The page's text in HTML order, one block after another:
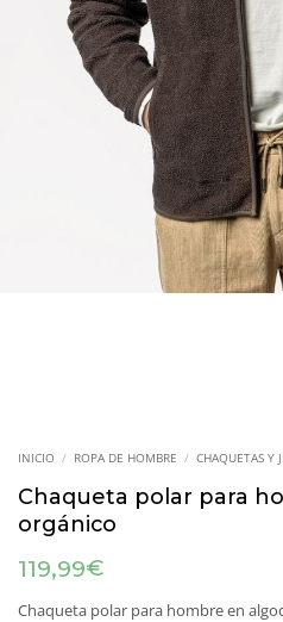
INICIO / ROPA DE HOMBRE / CHAQUETAS Y
Chaqueta polar para
orgánico
119,99€
Chaqueta polar para hombre en